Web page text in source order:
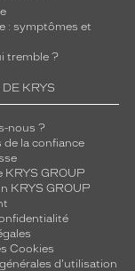
: symptômes et
tremble ?
KRYS
nous ?
de la confiance
KRYS GROUP
KRYS GROUP
Cookies
d'utilisation